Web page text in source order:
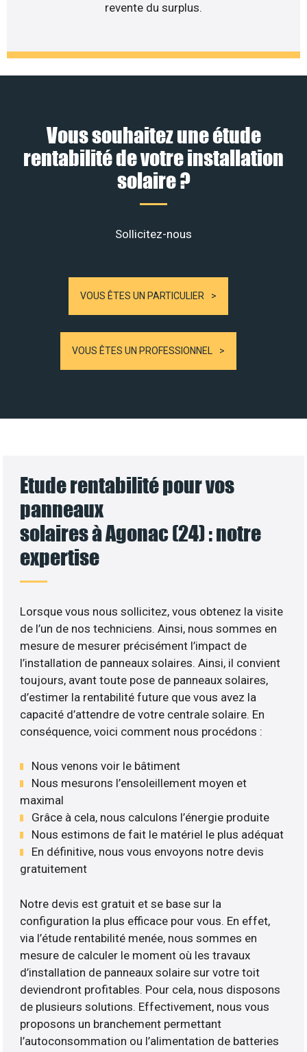
revente du surplus.
Vous souhaitez une étude
rentabilité de votre installation
solaire ?
Sollicitez-nous
VOUS ÊTES UN PARTICULIER
VOUS ÊTES UN PROFESSIONNEL
Etude rentabilité pour vos
panneaux
solaires à Agonac (24) : notre
expertise
Lorsque vous nous sollicitez, vous obtenez la visite
de l’un de nos techniciens. Ainsi, nous sommes en
mesure de mesurer précisément l’impact de
l’installation de panneaux solaires. Ainsi, il convient
toujours, avant toute pose de panneaux solaires,
d’estimer la rentabilité future que vous avez la
capacité d’attendre de votre centrale solaire. En
conséquence, voici comment nous procédons :
Nous venons voir le bâtiment
Nous mesurons l’ensoleillement moyen et
maximal
Grâce à cela, nous calculons l’énergie produite
Nous estimons de fait le matériel le plus adéquat
En définitive, nous vous envoyons notre devis
gratuitement
Notre devis est gratuit et se base sur la
configuration la plus efficace pour vous. En effet,
via l’étude rentabilité menée, nous sommes en
mesure de calculer le moment où les travaux
d’installation de panneaux solaire sur votre toit
deviendront profitables. Pour cela, nous disposons
de plusieurs solutions. Effectivement, nous vous
proposons un branchement permettant
l’autoconsommation ou l’alimentation de batteries